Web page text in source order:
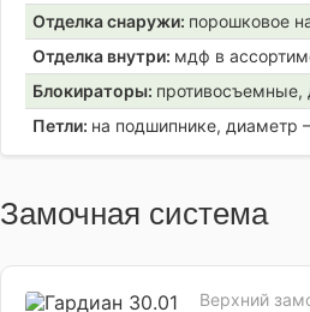
Отделка снаружи: порошковое
Отделка внутри: мдф в
Блокираторы:
Петли: на подшипнике,
Замочная система
Верхний